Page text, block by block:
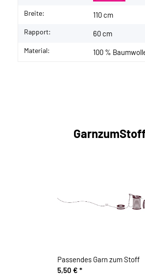
Breite: 110 cm
Rapport: 60 cm
Material: 100 %
Passendes Garn zum Stoff
5,50 € *